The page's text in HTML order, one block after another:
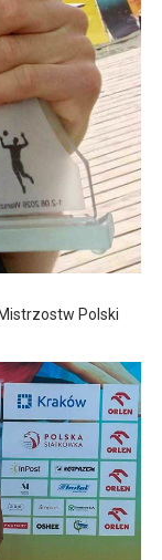
Polski